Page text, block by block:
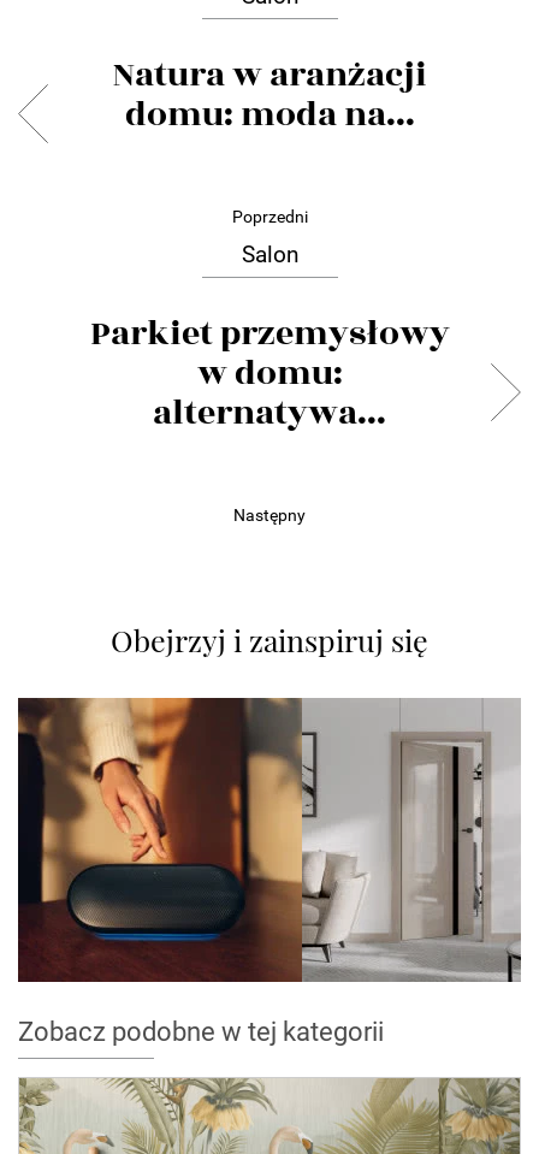
Natura w aranżacji
domu: moda na...
Poprzedni
Salon
Parkiet przemysłowy
w domu:
alternatywa...
Następny
Obejrzyj i zainspiruj się
Zobacz podobne w tej kategorii